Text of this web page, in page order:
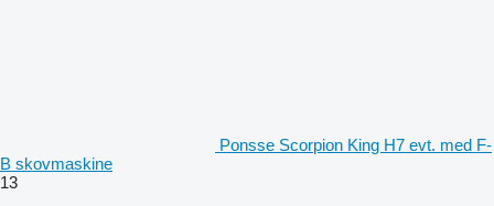
Ponsse Scorpion King H7 evt. med F-
B skovmaskine
13